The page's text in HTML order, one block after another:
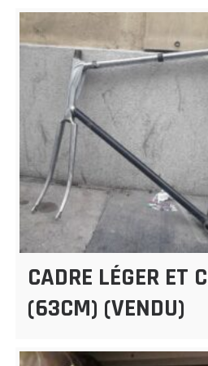
CADRE LÉGER ET
(63CM) (VENDU)